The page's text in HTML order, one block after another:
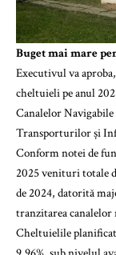
Buget mai mare
Executivul va
cheltuieli pe anul
Canalelor
Transporturilor și
Conform notei de
2025 venituri totale
de 2024, datorită
tranzitarea canalelor
Cheltuielile